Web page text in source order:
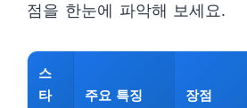
점을 한눈에 파악해 보세요.
스
타
주요 특징 장점